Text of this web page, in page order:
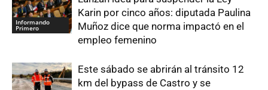
Informando
Primero
Karin por cinco años: diputada Paulina
Muñoz dice que norma impactó en el
empleo femenino
Este sábado se abrirán al tránsito 12
km del bypass de Castro y se